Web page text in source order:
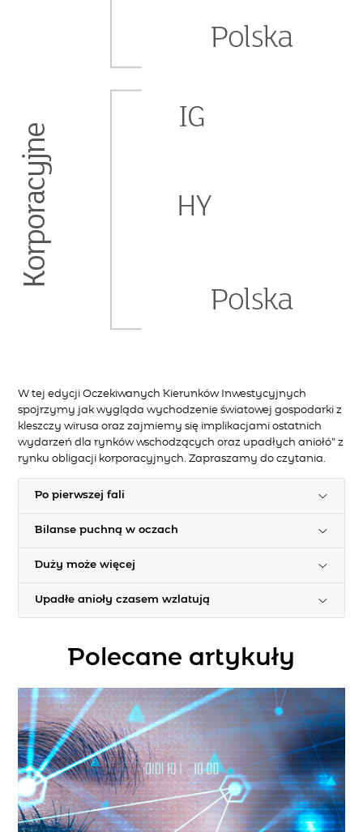
W tej edycji Oczekiwanych Kierunków Inwestycyjnych
spojrzymy jak wygląda wychodzenie światowej gospodarki z
kleszczy wirusa oraz zajmiemy się implikacjami ostatnich
wydarzeń dla rynków wschodzących oraz upadłych aniołó” z
rynku obligacji korporacyjnych. Zapraszamy do czytania.
Po pierwszej fali
Bilanse puchną w oczach
Duży może więcej
Upadłe anioły czasem wzlatują
Polecane artykuły